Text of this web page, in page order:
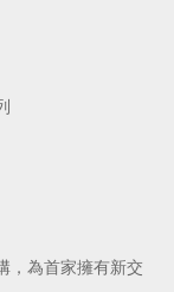
，為首家擁有新交